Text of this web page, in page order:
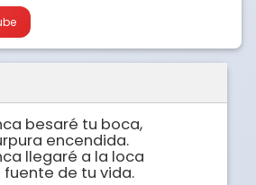
besaré tu boca,
encendida.
llegaré a la loca
de tu vida.